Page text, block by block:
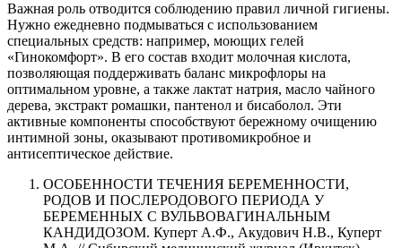
Важная роль отводится соблюдению правил личной гигиены.
Нужно ежедневно подмываться с использованием
специальных средств: например, моющих гелей
«Гинокомфорт». В его состав входит молочная кислота,
позволяющая поддерживать баланс микрофлоры на
оптимальном уровне, а также лактат натрия, масло чайного
дерева, экстракт ромашки, пантенол и бисаболол. Эти
активные компоненты способствуют бережному очищению
интимной зоны, оказывают противомикробное и
антисептическое действие.
ОСОБЕННОСТИ ТЕЧЕНИЯ БЕРЕМЕННОСТИ,
РОДОВ И ПОСЛЕРОДОВОГО ПЕРИОДА У
БЕРЕМЕННЫХ С ВУЛЬВОВАГИНАЛЬНЫМ
КАНДИДОЗОМ. Куперт А.Ф., Акудович Н.В., Куперт